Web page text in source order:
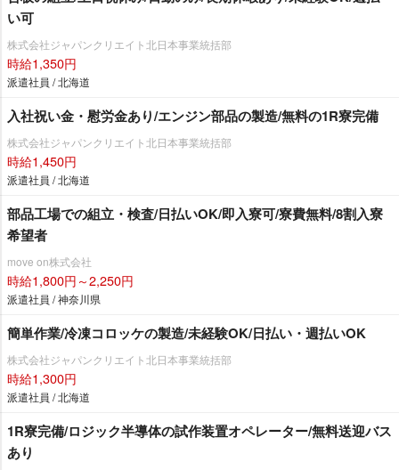
い可
株式会社ジャパンクリエイト北日本事業統括部
時給1,350円
派遣社員 / 北海道
入社祝い金・慰労金あり/エンジン部品の製造/無料の1R寮完備
株式会社ジャパンクリエイト北日本事業統括部
時給1,450円
派遣社員 / 北海道
部品工場での組立・検査/日払いOK/即入寮可/寮費無料/8割入寮
希望者
move on株式会社
時給1,800円～2,250円
派遣社員 / 神奈川県
簡単作業/冷凍コロッケの製造/未経験OK/日払い・週払いOK
株式会社ジャパンクリエイト北日本事業統括部
時給1,300円
派遣社員 / 北海道
1R寮完備/ロジック半導体の試作装置オペレーター/無料送迎バス
あり